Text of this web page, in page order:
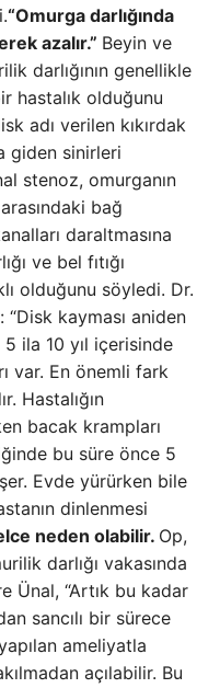
“Omurga darlığında
azalır.” Beyin ve
darlığının genellikle
hastalık olduğunu
adı verilen kıkırdak
giden sinirleri
stenoz, omurganın
bağ
daraltmasına
ve bel fıtığı
olduğunu söyledi. Dr.
kayması aniden
5 ila 10 yıl içerisinde
var. En önemli fark
Hastalığın
bacak krampları
bu süre önce 5
Evde yürürken bile
dinlenmesi
neden olabilir. Op,
darlığı vakasında
Ünal, “Artık bu kadar
sancılı bir sürece
ameliyatla
açılabilir. Bu